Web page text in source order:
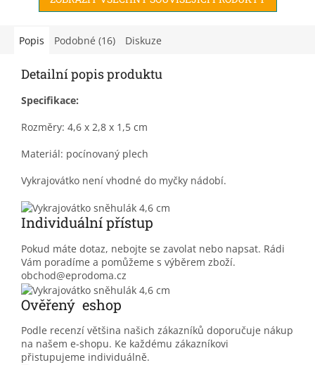
Popis Podobné (16) Diskuze
Detailní popis produktu
Specifikace:
Rozměry: 4,6 x 2,8 x 1,5 cm
Materiál: pocínovaný plech
Vykrajovátko není vhodné do myčky nádobí.
Individuální přístup
Pokud máte dotaz, nebojte se zavolat nebo napsat. Rádi
Vám poradíme a pomůžeme s výběrem zboží.
obchod@eprodoma.cz
Ověřený eshop
Podle recenzí většina našich zákazníků doporučuje nákup
na našem e-shopu. Ke každému zákazníkovi
přistupujeme individuálně.